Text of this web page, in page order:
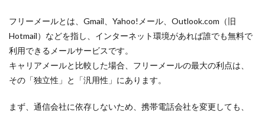
フリーメールとは、Gmail、Yahoo!メール、Outlook.com（旧
Hotmail）などを指し、インターネット環境があれば誰でも無料で
利用できるメールサービスです。
キャリアメールと比較した場合、フリーメールの最大の利点は、
その「独立性」と「汎用性」にあります。
まず、通信会社に依存しないため、携帯電話会社を変更しても、